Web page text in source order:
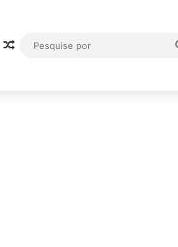
Artigo aleatório